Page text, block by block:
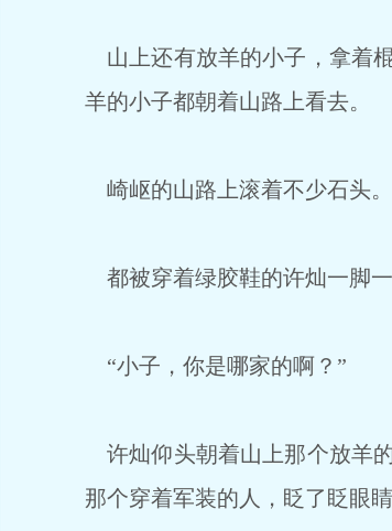
山上还有放羊的小子，拿着
羊的小子都朝着山路上看去。
崎岖的山路上滚着不少石头。
都被穿着绿胶鞋的许灿一脚
“小子，你是哪家的啊？”
许灿仰头朝着山上那个放羊
那个穿着军装的人，眨了眨眼睛